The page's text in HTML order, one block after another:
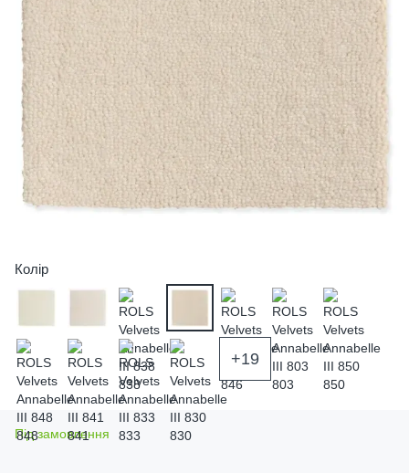
Колір
+19
Під замовлення